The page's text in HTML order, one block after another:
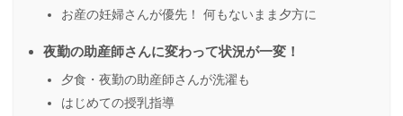
お産の妊婦さんが優先！ 何もないまま夕方に
夜勤の助産師さんに変わって状況が一変！
夕食・夜勤の助産師さんが洗濯も
はじめての授乳指導